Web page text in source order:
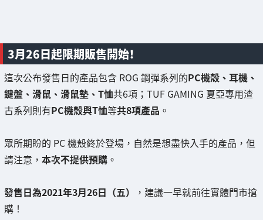
3月26日起限期販售開始！
這次公布發售日的產品包含 ROG 鋼彈系列的PC機殼、耳機、
鍵盤、滑鼠、滑鼠墊、T恤共6項；TUF GAMING 夏亞專用渣
古系列則有PC機殼與T恤等共8項產品 。
眾所期盼的 PC 機殼終於登場，自然是想盡快入手的產品，但
請注意， 本次不提供預購 。
發售日為2021年3月26日（五）
，建議一早就前往實體門市搶
購！